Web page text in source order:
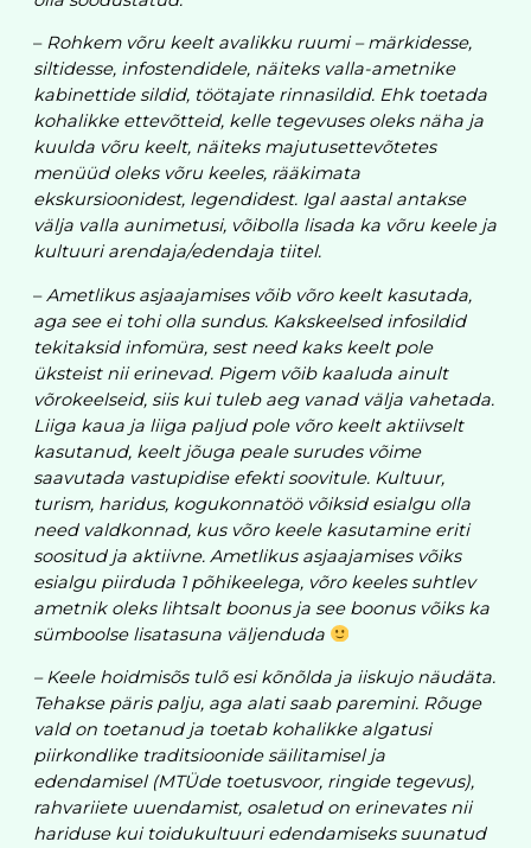
– Rohkem võru keelt avalikku ruumi – märkidesse,
siltidesse, infostendidele, näiteks valla-ametnike
kabinettide sildid, töötajate rinnasildid. Ehk toetada
kohalikke ettevõtteid, kelle tegevuses oleks näha ja
kuulda võru keelt, näiteks majutusettevõtetes
menüüd oleks võru keeles, rääkimata
ekskursioonidest, legendidest. Igal aastal antakse
välja valla aunimetusi, võibolla lisada ka võru keele ja
kultuuri arendaja/edendaja tiitel.
–Ametlikus asjaajamises võib võro keelt kasutada,
aga see ei tohi olla sundus. Kakskeelsed infosildid
tekitaksid infomüra, sest need kaks keelt pole
üksteist nii erinevad. Pigem võib kaaluda ainult
võrokeelseid, siis kui tuleb aeg vanad välja vahetada.
Liiga kaua ja liiga paljud pole võro keelt aktiivselt
kasutanud, keelt jõuga peale surudes võime
saavutada vastupidise efekti soovitule. Kultuur,
turism, haridus, kogukonnatöö võiksid esialgu olla
need valdkonnad, kus võro keele kasutamine eriti
soositud ja aktiivne. Ametlikus asjaajamises võiks
esialgu piirduda 1 põhikeelega, võro keeles suhtlev
ametnik oleks lihtsalt boonus ja see boonus võiks ka
sümboolse lisatasuna väljenduda
– Keele hoidmisõs tulõ esi kõnõlda ja iiskujo näudäta.
Tehakse päris palju, aga alati saab paremini. Rõuge
vald on toetanud ja toetab kohalikke algatusi
piirkondlike traditsioonide säilitamisel ja
edendamisel (MTÜde toetusvoor, ringide tegevus),
rahvariiete uuendamist, osaletud on erinevates nii
hariduse kui toidukultuuri edendamiseks suunatud